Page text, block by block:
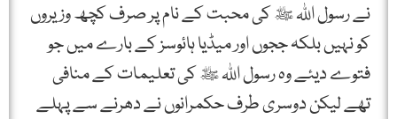
نے رسول اللہ ﷺ کی محبت کے نام پر صرف کچھ وزیروں
کو نہیں بلکہ ججوں اور میڈیا ہائوسز کے بارے میں جو
فتوے دیئے وہ رسول اللہ ﷺ کی تعلیمات کے منافی
تھے لیکن دوسری طرف حکمرانوں نے دھرنے سے پہلے